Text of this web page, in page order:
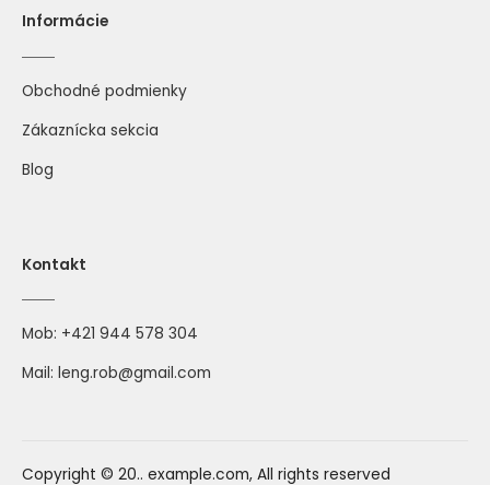
Informácie
Obchodné podmienky
Zákaznícka sekcia
Blog
Kontakt
Mob: +421 944 578 304
Mail: leng.rob@gmail.com
Copyright © 20.. example.com, All rights reserved